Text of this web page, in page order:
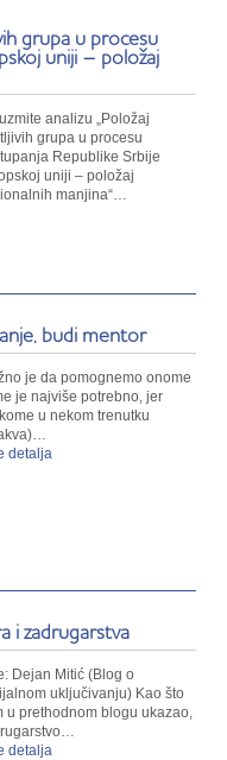
grupa u procesu
uniji – položaj
analizu „Položaj
grupa u procesu
Republike Srbije
uniji – položaj
manjina“…
budi mentor
je da pomognemo onome
je najviše potrebno, jer
u nekom trenutku
detalja
i zadrugarstva
Dejan Mitić (Blog o
uključivanju) Kao što
u prethodnom blogu ukazao,
detalja